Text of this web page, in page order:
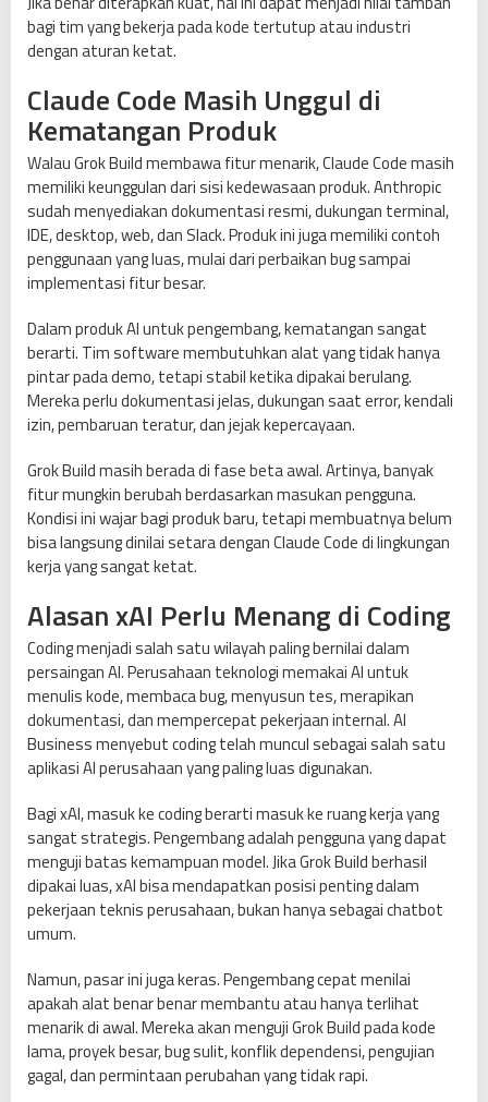
bagi tim yang bekerja pada kode tertutup atau industri
dengan aturan ketat.
Claude Code Masih Unggul di
Kematangan Produk
Walau Grok Build membawa fitur menarik, Claude Code masih
memiliki keunggulan dari sisi kedewasaan produk. Anthropic
sudah menyediakan dokumentasi resmi, dukungan terminal,
IDE, desktop, web, dan Slack. Produk ini juga memiliki contoh
penggunaan yang luas, mulai dari perbaikan bug sampai
implementasi fitur besar.
Dalam produk AI untuk pengembang, kematangan sangat
berarti. Tim software membutuhkan alat yang tidak hanya
pintar pada demo, tetapi stabil ketika dipakai berulang.
Mereka perlu dokumentasi jelas, dukungan saat error, kendali
izin, pembaruan teratur, dan jejak kepercayaan.
Grok Build masih berada di fase beta awal. Artinya, banyak
fitur mungkin berubah berdasarkan masukan pengguna.
Kondisi ini wajar bagi produk baru, tetapi membuatnya belum
bisa langsung dinilai setara dengan Claude Code di lingkungan
kerja yang sangat ketat.
Alasan xAI Perlu Menang di Coding
Coding menjadi salah satu wilayah paling bernilai dalam
persaingan AI. Perusahaan teknologi memakai AI untuk
menulis kode, membaca bug, menyusun tes, merapikan
dokumentasi, dan mempercepat pekerjaan internal. AI
Business menyebut coding telah muncul sebagai salah satu
aplikasi AI perusahaan yang paling luas digunakan.
Bagi xAI, masuk ke coding berarti masuk ke ruang kerja yang
sangat strategis. Pengembang adalah pengguna yang dapat
menguji batas kemampuan model. Jika Grok Build berhasil
dipakai luas, xAI bisa mendapatkan posisi penting dalam
pekerjaan teknis perusahaan, bukan hanya sebagai chatbot
umum.
Namun, pasar ini juga keras. Pengembang cepat menilai
apakah alat benar benar membantu atau hanya terlihat
menarik di awal. Mereka akan menguji Grok Build pada kode
lama, proyek besar, bug sulit, konflik dependensi, pengujian
gagal, dan permintaan perubahan yang tidak rapi.